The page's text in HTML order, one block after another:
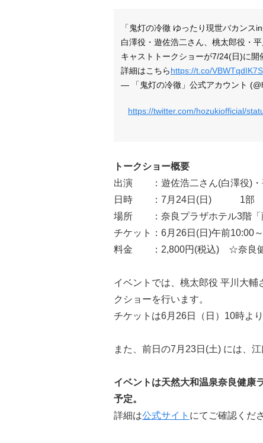
「鬼灯の冷徹 ゆったり現世バカンス
白澤役・遊佐浩二さん、桃太郎役・平
キャストトークショーが7/24(日)に開
詳細はこちらhttps://t.co/VBWTqdIK7S
— 「鬼灯の冷徹」公式アカウント
https://twitter.com/hozukiofficial/
トークショー概要
出演 ：遊佐浩二さん(白澤役)・
日時 ：7月24日(日) 1部
場所 ：奈良プラザホテル3階「
チケット：6月26日(日)午前
料金 ：2,800円(税込) ☆奈良健
イベントでは、桃太郎役 平川大
クショーを行います。
チケットは6月26日（日）10時よ
また、前日の7月23日(土) には、
イベントは天然大和温泉奈良健康
予定。
詳細は公式サイト にてご確認くだ